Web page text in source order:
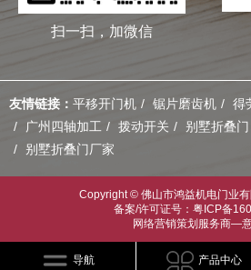
扫一扫，加微信
友情链接： 平移开门机 锯片磨齿机
得
广州四轴加工
拨动开关 别墅折叠门
别墅折叠门厂家
Copyright © 佛山市鸿益机电门业
备案/许可证号：粤ICP备
网络营销策划服务商—
导航 产品中心